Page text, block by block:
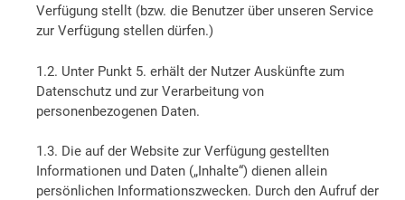
Verfügung stellt (bzw. die Benutzer über unseren Service
zur Verfügung stellen dürfen.)
1.2. Unter Punkt 5. erhält der Nutzer Auskünfte zum
Datenschutz und zur Verarbeitung von
personenbezogenen Daten.
1.3. Die auf der Website zur Verfügung gestellten
Informationen und Daten („Inhalte“) dienen allein
persönlichen Informationszwecken. Durch den Aufruf der